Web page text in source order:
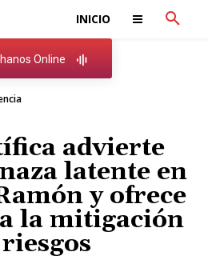
INICIO
Online
advierte
latente en
y ofrece
la mitigación